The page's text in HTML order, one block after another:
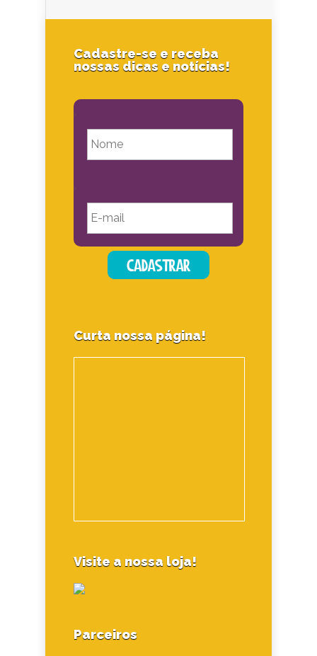
Cadastre-se e receba
nossas dicas e notícias!
Curta nossa página!
Visite a nossa loja!
Parceiros